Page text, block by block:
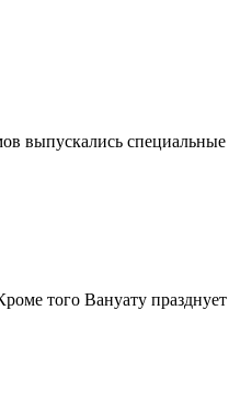
выпускались
того Вануату празднует